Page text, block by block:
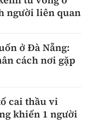
người liên quan
ở Đà Nẵng:
cách nơi gặp
cai thầu vi
khiến 1 người